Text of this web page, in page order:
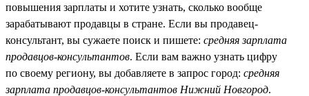
повышения зарплаты и хотите узнать, сколько вообще
зарабатывают продавцы в стране. Если вы продавец-
консультант, вы сужаете поиск и пишете: средняя зарплата
продавцов-консультантов. Если вам важно узнать цифру
по своему региону, вы добавляете в запрос город: средняя
зарплата продавцов-консультантов Нижний Новгород.